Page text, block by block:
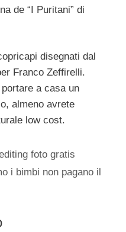
de “I Puritani” di
disegnati dal
Franco Zeffirelli.
a casa un
almeno avrete
low cost.
foto gratis
i bimbi non pagano il